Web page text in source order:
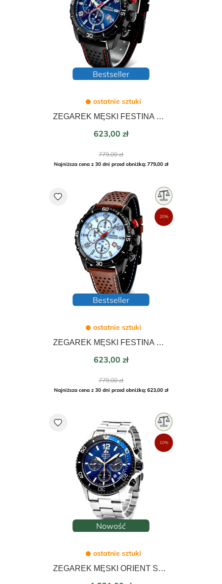
Bestseller
ostatnie sztuki
ZEGAREK MĘSKI FESTINA CHRONO SPORT 45mm 20519/2
Cena
623,00 zł
Cena
podstawowa
779,00 zł
Najniższa cena z 30 dni przed obniżką: 779,00 zł
Bestseller
ostatnie sztuki
ZEGAREK MĘSKI FESTINA CHRONO SPORT 45mm 20519/1
Cena
623,00 zł
Cena
podstawowa
779,00 zł
Najniższa cena z 30 dni przed obniżką: 623,00 zł
favorite
20%
Edycja limitowana
Nowość
ostatnie sztuki
ZEGAREK MĘSKI ORIENT SPORTS MAKO SOLAR CHRONOGRAPH 42mm RA-TX0208L10B LIMITED EDITION
favorite
10%